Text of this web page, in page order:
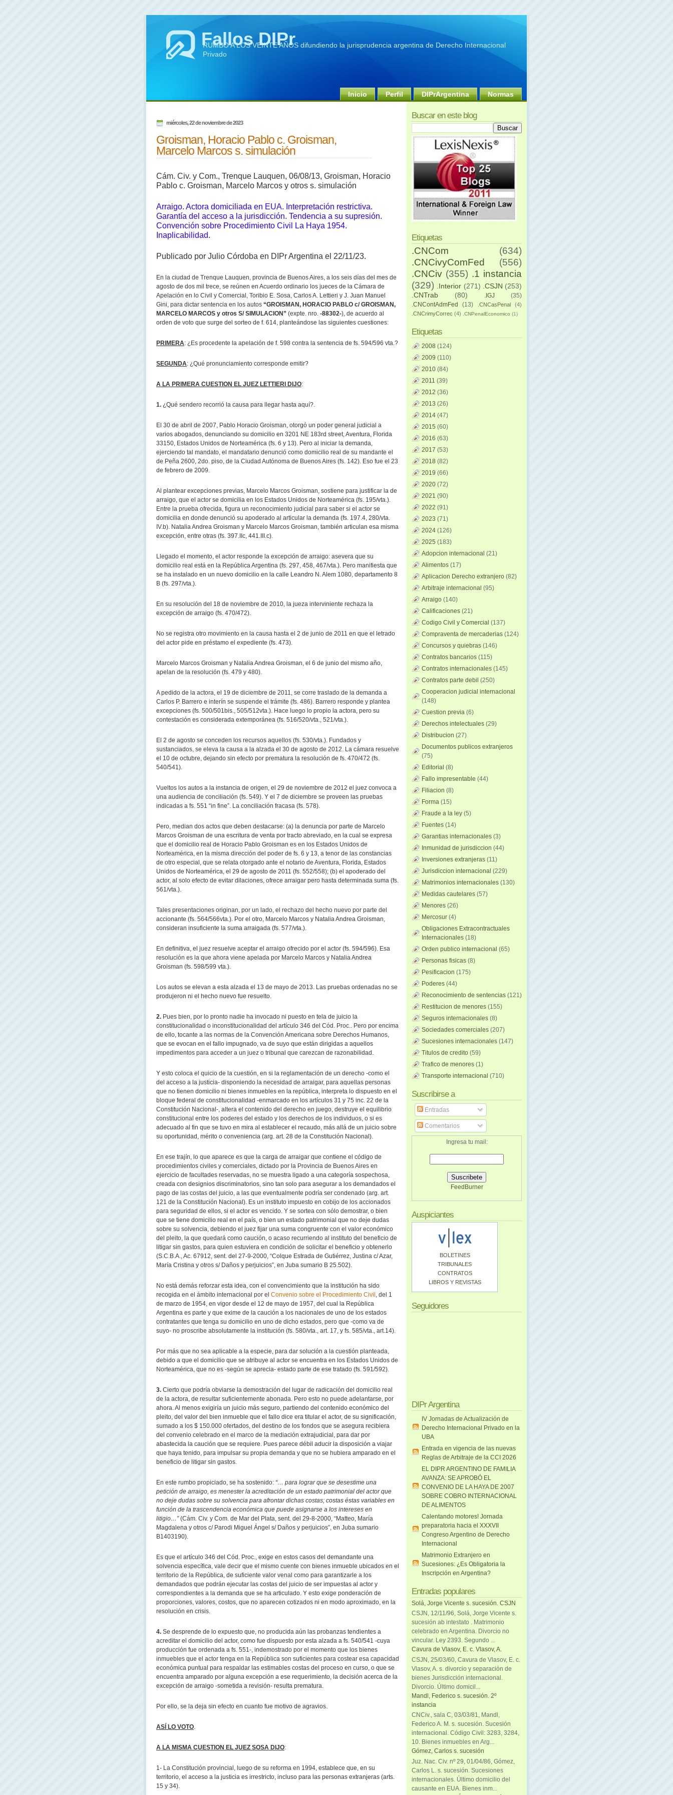
Fallos DIPr
RUMBO A LOS VEINTE AÑOS difundiendo la jurisprudencia argentina de Derecho Internacional
Privado
Inicio Perfil DIPrArgentina Normas
miércoles, 22 de noviembre de 2023
Groisman, Horacio Pablo c. Groisman,
Marcelo Marcos s. simulación
Cám. Civ. y Com., Trenque Lauquen, 06/08/13, Groisman, Horacio
Pablo c. Groisman, Marcelo Marcos y otros s. simulación
Arraigo. Actora domiciliada en EUA. Interpretación restrictiva.
Garantía del acceso a la jurisdicción. Tendencia a su supresión.
Convención sobre Procedimiento Civil La Haya 1954.
Inaplicabilidad.
Publicado por Julio Córdoba en DIPr Argentina el 22/11/23.
En la ciudad de Trenque Lauquen, provincia de Buenos Aires, a los seis días del mes de
agosto de dos mil trece, se reúnen en Acuerdo ordinario los jueces de la Cámara de
Apelación en lo Civil y Comercial, Toribio E. Sosa, Carlos A. Lettieri y J. Juan Manuel
Gini, para dictar sentencia en los autos “GROISMAN, HORACIO PABLO c/ GROISMAN,
MARCELO MARCOS y otros S/ SIMULACION” (expte. nro. -88302-), de acuerdo al
orden de voto que surge del sorteo de f. 614, planteándose las siguientes cuestiones:
PRIMERA: ¿Es procedente la apelación de f. 598 contra la sentencia de fs. 594/596 vta.?
SEGUNDA: ¿Qué pronunciamiento corresponde emitir?
A LA PRIMERA CUESTION EL JUEZ LETTIERI DIJO:
1. ¿Qué sendero recorrió la causa para llegar hasta aquí?.
El 30 de abril de 2007, Pablo Horacio Groisman, otorgó un poder general judicial a
varios abogados, denunciando su domicilio en 3201 NE 183rd street, Aventura, Florida
33150, Estados Unidos de Norteamérica (fs. 6 y 13). Pero al iniciar la demanda,
ejerciendo tal mandato, el mandatario denunció como domicilio real de su mandante el
de Peña 2600, 2do. piso, de la Ciudad Autónoma de Buenos Aires (fs. 142). Eso fue el 23
de febrero de 2009.
Al plantear excepciones previas, Marcelo Marcos Groisman, sostiene para justificar la de
arraigo, que el actor se domicilia en los Estados Unidos de Norteamérica (fs. 195/vta.).
Entre la prueba ofrecida, figura un reconocimiento judicial para saber si el actor se
domicilia en donde denunció su apoderado al articular la demanda (fs. 197.4, 280/vta.
IV.b). Natalia Andrea Groisman y Marcelo Marcos Groisman, también articulan esa misma
excepción, entre otras (fs. 397.IIc, 441.III.c).
Llegado el momento, el actor responde la excepción de arraigo: asevera que su
domicilio real está en la República Argentina (fs. 297, 458, 467/vta.). Pero manifiesta que
se ha instalado en un nuevo domicilio en la calle Leandro N. Alem 1080, departamento 8
B (fs. 297/vta.).
En su resolución del 18 de noviembre de 2010, la jueza interviniente rechaza la
excepción de arraigo (fs. 470/472).
No se registra otro movimiento en la causa hasta el 2 de junio de 2011 en que el letrado
del actor pide en préstamo el expediente (fs. 473).
Marcelo Marcos Groisman y Natalia Andrea Groisman, el 6 de junio del mismo año,
apelan de la resolución (fs. 479 y 480).
A pedido de la actora, el 19 de diciembre de 2011, se corre traslado de la demanda a
Carlos P. Barrero e interín se suspende el trámite (fs. 486). Barrero responde y plantea
excepciones (fs. 500/501bis., 505/512vta.). Hace luego lo propio la actora, pero su
contestación es considerada extemporánea (fs. 516/520/vta., 521/vta.).
El 2 de agosto se conceden los recursos aquellos (fs. 530/vta.). Fundados y
sustanciados, se eleva la causa a la alzada el 30 de agosto de 2012. La cámara resuelve
el 10 de octubre, dejando sin efecto por prematura la resolución de fs. 470/472 (fs.
540/541).
Vueltos los autos a la instancia de origen, el 29 de noviembre de 2012 el juez convoca a
una audiencia de conciliación (fs. 549). Y el 7 de diciembre se proveen las pruebas
indicadas a fs. 551 “in fine”. La conciliación fracasa (fs. 578).
Pero, median dos actos que deben destacarse: (a) la denuncia por parte de Marcelo
Marcos Groisman de una escritura de venta por tracto abreviado, en la cual se expresa
que el domicilio real de Horacio Pablo Groisman es en los Estados Unidos de
Norteamérica, en la misma dirección del poder de fs. 6 y 13, a tenor de las constancias
de otro especial, que se relata otorgado ante el notario de Aventura, Florida, Estados
Unidos de Norteamérica, el 29 de agosto de 2011 (fs. 552/558); (b) el apoderado del
actor, al solo efecto de evitar dilaciones, ofrece arraigar pero hasta determinada suma (fs.
561/vta.).
Tales presentaciones originan, por un lado, el rechazo del hecho nuevo por parte del
accionante (fs. 564/566vta.). Por el otro, Marcelo Marcos y Natalia Andrea Groisman,
consideran insuficiente la suma arraigada (fs. 577/vta.).
En definitiva, el juez resuelve aceptar el arraigo ofrecido por el actor (fs. 594/596). Esa
resolución es la que ahora viene apelada por Marcelo Marcos y Natalia Andrea
Groisman (fs. 598/599 vta.).
Los autos se elevan a esta alzada el 13 de mayo de 2013. Las pruebas ordenadas no se
produjeron ni el hecho nuevo fue resuelto.
2. Pues bien, por lo pronto nadie ha invocado ni puesto en tela de juicio la
constitucionalidad o inconstitucionalidad del artículo 346 del Cód. Proc.. Pero por encima
de ello, tocante a las normas de la Convención Americana sobre Derechos Humanos,
que se evocan en el fallo impugnado, va de suyo que están dirigidas a aquellos
impedimentos para acceder a un juez o tribunal que carezcan de razonabilidad.
Y esto coloca el quicio de la cuestión, en si la reglamentación de un derecho -como el
del acceso a la justicia- disponiendo la necesidad de arraigar, para aquellas personas
que no tienen domicilio ni bienes inmuebles en la república, interpreta lo dispuesto en el
bloque federal de constitucionalidad -enmarcado en los artículos 31 y 75 inc. 22 de la
Constitución Nacional-, altera el contenido del derecho en juego, destruye el equilibrio
constitucional entre los poderes del estado y los derechos de los individuos, o si es
adecuado al fin que se tuvo en mira al establecer el recaudo, más allá de un juicio sobre
su oportunidad, mérito o conveniencia (arg. art. 28 de la Constitución Nacional).
En ese trajín, lo que aparece es que la carga de arraigar que contiene el código de
procedimientos civiles y comerciales, dictado por la Provincia de Buenos Aires en
ejercicio de facultades reservadas, no se muestra ligado a una categoría sospechosa,
creada con designios discriminatorios, sino tan solo para asegurar a los demandados el
pago de las costas del juicio, a las que eventualmente podría ser condenado (arg. art.
121 de la Constitución Nacional). Es un instituto impuesto en cobijo de los accionados
para seguridad de ellos, si el actor es vencido. Y se sortea con sólo demostrar, o bien
que se tiene domicilio real en el país, o bien un estado patrimonial que no deje dudas
sobre su solvencia, debiendo el juez fijar una suma congruente con el valor económico
del pleito, la que quedará como caución, o acaso recurriendo al instituto del beneficio de
litigar sin gastos, para quien estuviera en condición de solicitar el beneficio y obtenerlo
(S.C.B.A., Ac. 67912, sent. del 27-9-2000, “Colque Estrada de Gutiérrez, Justina c/ Azar,
María Cristina y otros s/ Daños y perjuicios”, en Juba sumario B 25.502).
No está demás reforzar esta idea, con el convencimiento que la institución ha sido
recogida en el ámbito internacional por el Convenio sobre el Procedimiento Civil , del 1
de marzo de 1954, en vigor desde el 12 de mayo de 1957, del cual la República
Argentina es parte y que exime de la caución a los nacionales de uno de los estados
contratantes que tenga su domicilio en uno de dicho estados, pero que -como va de
suyo- no proscribe absolutamente la institución (fs. 580/vta., art. 17, y fs. 585/vta., art.14).
Por más que no sea aplicable a la especie, para dar solución a la cuestión planteada,
debido a que el domicilio que se atribuye al actor se encuentra en los Estados Unidos de
Norteamérica, que no es -según se aprecia- estado parte de ese tratado (fs. 591/592).
3. Cierto que podría obviarse la demostración del lugar de radicación del domicilio real
de la actora, de resultar suficientemente abonada. Pero esto no puede adelantarse, por
ahora. Al menos exigiría un juicio más seguro, partiendo del contenido económico del
pleito, del valor del bien inmueble que el fallo dice era titular el actor, de su significación,
sumado a los $ 150.000 ofertados, del destino de los fondos que se asegura recibiera
del convenio celebrado en el marco de la mediación extrajudicial, para dar por
abastecida la caución que se requiere. Pues parece débil aducir la disposición a viajar
que haya tenido, para impulsar su propia demanda y que no se hubiera amparado en el
beneficio de litigar sin gastos.
En este rumbo propiciado, se ha sostenido: “… para lograr que se desestime una
petición de arraigo, es menester la acreditación de un estado patrimonial del actor que
no deje dudas sobre su solvencia para afrontar dichas costas; costas éstas variables en
función de la trascendencia económica que puede asignarse a los intereses en
litigio…”(Cám. Civ. y Com. de Mar del Plata, sent. del 29-8-2000, “Matteo, María
Magdalena y otros c/ Parodi Miguel Ángel s/ Daños y perjuicios”, en Juba sumario
B1403190).
Es que el artículo 346 del Cód. Proc., exige en estos casos del demandante una
solvencia específica, vale decir que el mismo cuente con bienes inmueble ubicados en el
territorio de la República, de suficiente valor venal como para garantizarle a los
demandados que podrán ejecutar las costas del juicio de ser impuestas al actor y
correspondientes a la demanda que se ha articulado. Y esto exige ponderación de
proporciones, valores, costos, que no aparecen cotizados ni en modo aproximado, en la
resolución en crisis.
4. Se desprende de lo expuesto que, no producida aún las probanzas tendientes a
acreditar el domicilio del actor, como fue dispuesto por esta alzada a fs. 540/541 -cuya
producción fue ordenada a fs. 551-, indemostrado por el momento que los bienes
inmuebles que el actor tenga en la República son suficientes para costear esa capacidad
económica puntual para respaldar las estimables costas del proceso en curso, o que se
encuentra amparado por alguna excepción a ese requerimiento, la decisión acerca de la
excepción de arraigo -sometida a revisión- resulta prematura.
Por ello, se la deja sin efecto en cuanto fue motivo de agravios.
ASÍ LO VOTO.
A LA MISMA CUESTION EL JUEZ SOSA DIJO:
1- La Constitución provincial, luego de su reforma en 1994, establece que, en su
territorio, el acceso a la justicia es irrestricto, incluso para las personas extranjeras (arts.
15 y 34).
Buscar en este blog
Etiquetas
.CNCom
(634)
.CNCivyComFed
(556)
.CNCiv (355) .1 instancia
(329)
.Interior (271) .CSJN (253)
.CNTrab
(80) .IGJ
(35)
.CNContAdmFed
(13) .CNCasPenal
(4)
.CNCrimyCorrec (4) .CNPenalEconomico (1)
Etiquetas
2008 (124)
2009 (110)
2010 (84)
2011 (39)
2012 (36)
2013 (26)
2014 (47)
2015 (60)
2016 (63)
2017 (53)
2018 (82)
2019 (66)
2020 (72)
2021 (90)
2022 (91)
2023 (71)
2024 (126)
2025 (183)
Adopcion internacional (21)
Alimentos (17)
Aplicacion Derecho extranjero (82)
Arbitraje internacional (95)
Arraigo (140)
Calificaciones (21)
Codigo Civil y Comercial (137)
Compraventa de mercaderias (124)
Concursos y quiebras (146)
Contratos bancarios (115)
Contratos internacionales (145)
Contratos parte debil (250)
Cooperacion judicial internacional
(148)
Cuestion previa (6)
Derechos intelectuales (29)
Distribucion (27)
Documentos publicos extranjeros
(75)
Editorial (8)
Fallo impresentable (44)
Filiacion (8)
Forma (15)
Fraude a la ley (5)
Fuentes (14)
Garantias internacionales (3)
Inmunidad de jurisdiccion (44)
Inversiones extranjeras (11)
Jurisdiccion internacional (229)
Matrimonios internacionales (130)
Medidas cautelares (57)
Menores (26)
Mercosur (4)
Obligaciones Extracontractuales
Internacionales (18)
Orden publico internacional (65)
Personas fisicas (8)
Pesificacion (175)
Poderes (44)
Reconocimiento de sentencias (121)
Restitucion de menores (155)
Seguros internacionales (8)
Sociedades comerciales (207)
Sucesiones internacionales (147)
Titulos de credito (59)
Trafico de menores (1)
Transporte internacional (710)
Suscribirse a
Entradas
Comentarios
Ingresa tu mail:
FeedBurner
Auspiciantes
BOLETINES
TRIBUNALES
CONTRATOS
LIBROS Y REVISTAS
Seguidores
DIPr Argentina
IV Jornadas de Actualización de
Derecho Internacional Privado en la
UBA
Entrada en vigencia de las nuevas
Reglas de Arbitraje de la CCI 2026
EL DIPR ARGENTINO DE FAMILIA
AVANZA: SE APROBÓ EL
CONVENIO DE LA HAYA DE 2007
SOBRE COBRO INTERNACIONAL
DE ALIMENTOS
Calentando motores! Jornada
preparatoria hacia el XXXVII
Congreso Argentino de Derecho
Internacional
Matrimonio Extranjero en
Sucesiones: ¿Es Obligatoria la
Inscripción en Argentina?
Entradas populares
Solá, Jorge Vicente s. sucesión. CSJN
CSJN, 12/11/96, Solá, Jorge Vicente s.
sucesión ab intestato . Matrimonio
celebrado en Argentina. Divorcio no
vincular. Ley 2393. Segundo ...
Cavura de Vlasov, E. c. Vlasov, A.
CSJN, 25/03/60, Cavura de Vlasov, E. c.
Vlasov, A. s. divorcio y separación de
bienes Jurisdicción internacional.
Divorcio. Último domicil...
Mandl, Federico s. sucesión. 2º
instancia
CNCiv., sala C, 03/03/81, Mandl,
Federico A. M. s. sucesión. Sucesión
internacional. Código Civil: 3283, 3284,
10. Bienes inmuebles en Arg...
Gómez, Carlos s. sucesión
Juz. Nac. Civ. nº 29, 01/04/86, Gómez,
Carlos L. s. sucesión. Sucesiones
internacionales. Último domicilio del
causante en EUA. Bienes inm...